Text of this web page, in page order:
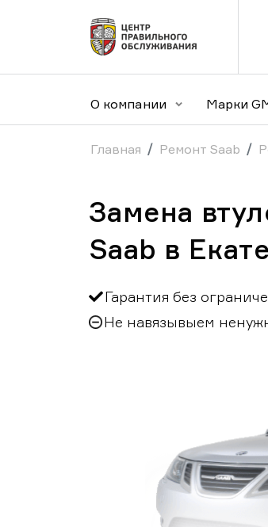
О компании Марки
Главная Ремонт Saab
Замена
Saab в
Гарантия без
Не навязывыем